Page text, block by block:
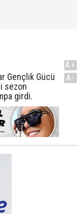
Gençlik Gücü
sezon
girdi.
A+
A-